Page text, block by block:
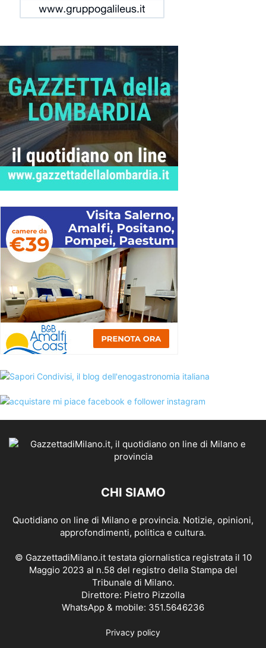
CHI SIAMO
Quotidiano on line di Milano e provincia. Notizie, opinioni,
approfondimenti, politica e cultura.
© GazzettadiMilano.it testata giornalistica registrata il 10
Maggio 2023 al n.58 del registro della Stampa del
Tribunale di Milano.
Direttore: Pietro Pizzolla
WhatsApp & mobile: 351.5646236
Privacy policy